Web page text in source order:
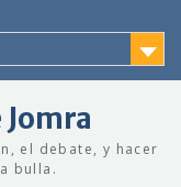
el debate, y hacer
bulla.